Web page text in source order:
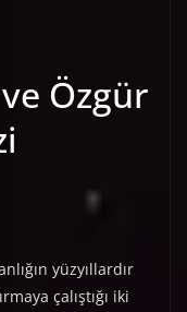
Özgür
yüzyıllardır
çalıştığı iki